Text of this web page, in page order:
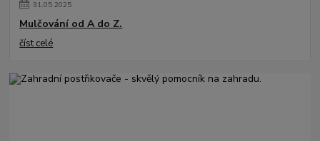
31.05.2025
Mulčování od A do Z.
číst celé